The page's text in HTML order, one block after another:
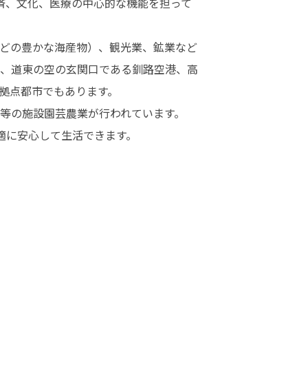
道東の空の玄関口である釧路空港、高
都市でもあります。
施設園芸農業が行われています。
安心して生活できます。